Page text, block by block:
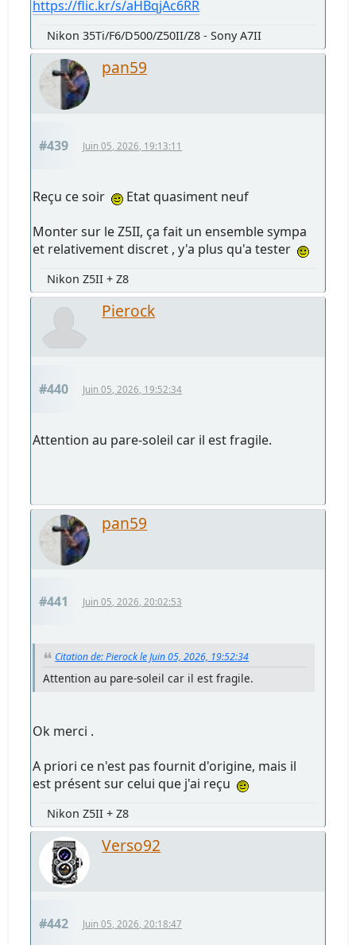
https://flic.kr/s/aHBqjAc6RR
Nikon 35Ti/F6/D500/Z50II/Z8 - Sony A7II
pan59
#439 Juin 05, 2026, 19:13:11
Reçu ce soir
Etat quasiment neuf
Monter sur le Z5II, ça fait un ensemble sympa
et relativement discret , y'a plus qu'a tester
Nikon Z5II + Z8
Pierock
#440 Juin 05, 2026, 19:52:34
Attention au pare-soleil car il est fragile.
pan59
#441 Juin 05, 2026, 20:02:53
Citation de: Pierock le Juin 05, 2026, 19:52:34
Attention au pare-soleil car il est fragile.
Ok merci .
A priori ce n'est pas fournit d'origine, mais il
est présent sur celui que j'ai reçu
Nikon Z5II + Z8
Verso92
#442 Juin 05, 2026, 20:18:47